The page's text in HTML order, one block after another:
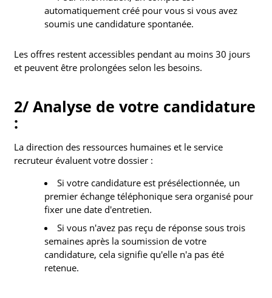
automatiquement créé pour vous si vous avez
soumis une candidature spontanée.
Les offres restent accessibles pendant au moins 30 jours
et peuvent être prolongées selon les besoins.
2/ Analyse de votre candidature
:
La direction des ressources humaines et le service
recruteur évaluent votre dossier :
Si votre candidature est présélectionnée, un
premier échange téléphonique sera organisé pour
fixer une date d'entretien.
Si vous n'avez pas reçu de réponse sous trois
semaines après la soumission de votre
candidature, cela signifie qu'elle n'a pas été
retenue.